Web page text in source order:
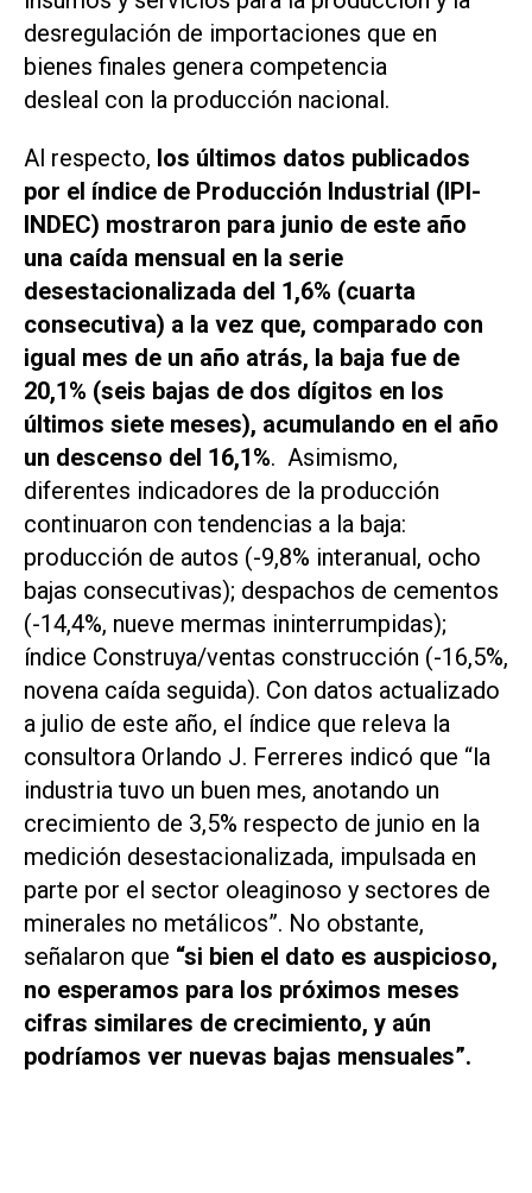
desregulación de importaciones que en
bienes finales genera competencia
desleal con la producción nacional.
Al respecto, los últimos datos publicados
por el índice de Producción Industrial (IPI-
INDEC) mostraron para junio de este año
una caída mensual en la serie
desestacionalizada del 1,6% (cuarta
consecutiva) a la vez que, comparado con
igual mes de un año atrás, la baja fue de
20,1% (seis bajas de dos dígitos en los
últimos siete meses), acumulando en el año
un descenso del 16,1%. Asimismo,
diferentes indicadores de la producción
continuaron con tendencias a la baja:
producción de autos (-9,8% interanual, ocho
bajas consecutivas); despachos de cementos
(-14,4%, nueve mermas ininterrumpidas);
índice Construya/ventas construcción (-16,5%,
novena caída seguida). Con datos actualizado
a julio de este año, el índice que releva la
consultora Orlando J. Ferreres indicó que “la
industria tuvo un buen mes, anotando un
crecimiento de 3,5% respecto de junio en la
medición desestacionalizada, impulsada en
parte por el sector oleaginoso y sectores de
minerales no metálicos”. No obstante,
señalaron que “si bien el dato es auspicioso,
no esperamos para los próximos meses
cifras similares de crecimiento, y aún
podríamos ver nuevas bajas mensuales”.